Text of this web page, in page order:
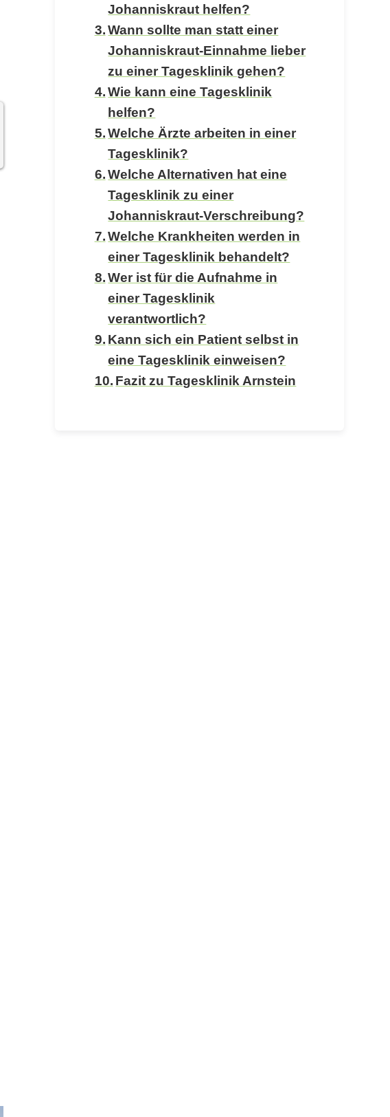
Johanniskraut helfen?
Wann sollte man statt einer
Johanniskraut-Einnahme lieber
zu einer Tagesklinik gehen?
Wie kann eine Tagesklinik
helfen?
Welche Ärzte arbeiten in einer
Tagesklinik?
Welche Alternativen hat eine
Tagesklinik zu einer
Johanniskraut-Verschreibung?
Welche Krankheiten werden in
einer Tagesklinik behandelt?
Wer ist für die Aufnahme in
einer Tagesklinik
verantwortlich?
Kann sich ein Patient selbst in
eine Tagesklinik einweisen?
Fazit zu Tagesklinik Arnstein